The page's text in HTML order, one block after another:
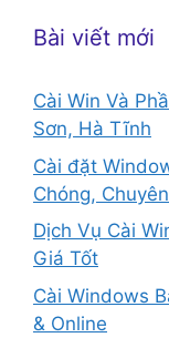
Bài viết mới
Cài Win Và
Sơn, Hà Tĩnh
Cài đặt
Chóng,
Dịch Vụ Cài
Giá Tốt
Cài Windows
& Online